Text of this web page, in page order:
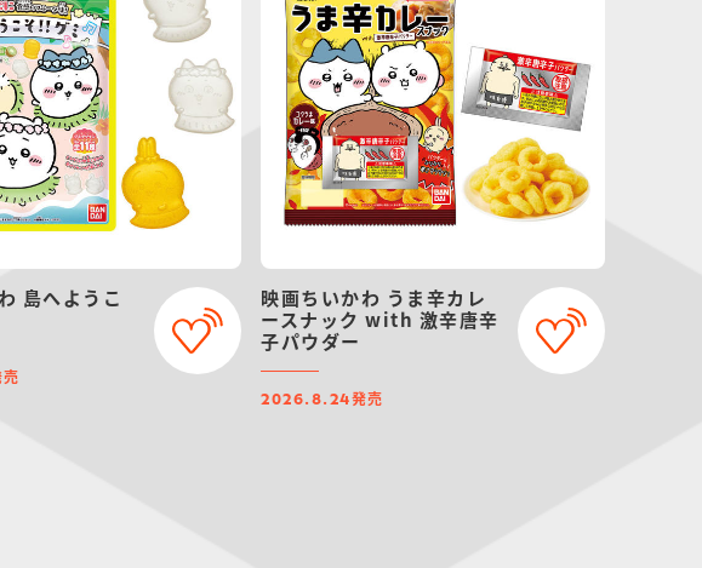
島へようこ
映画ちいかわ うま辛カレ
ースナック with 激辛唐辛
子パウダー
2026.8.24発売